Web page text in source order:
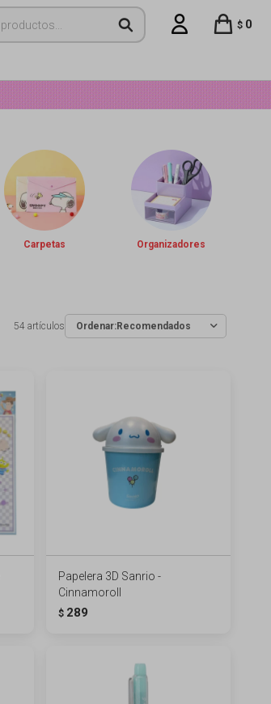
$ 0
Carpetas Organizadores
54 artículos Recomendados
Papelera 3D Sanrio -
Cinnamoroll
$ 289